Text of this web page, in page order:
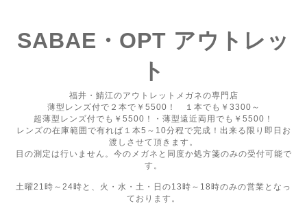
SABAE・OPT アウトレッ
ト
福井・鯖江のアウトレットメガネの専門店
薄型レンズ付で２本で￥5500！ １本でも￥3300～
超薄型レンズ付でも￥5500！・薄型遠近両用でも￥5500！
レンズの在庫範囲で有れば１本5～10分程で完成！出来る限り即日お
渡しさせて頂きます。
目の測定は行いません。今のメガネと同度か処方箋のみの受付可能で
す。
土曜21時～24時と、火・水・土・日の13時～18時のみの営業となっ
ております。